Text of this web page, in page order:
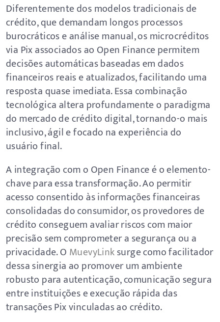
Diferentemente dos modelos tradicionais de
crédito, que demandam longos processos
burocráticos e análise manual, os microcréditos
via Pix associados ao Open Finance permitem
decisões automáticas baseadas em dados
financeiros reais e atualizados, facilitando uma
resposta quase imediata. Essa combinação
tecnológica altera profundamente o paradigma
do mercado de crédito digital, tornando-o mais
inclusivo, ágil e focado na experiência do
usuário final.
A integração com o Open Finance é o elemento-
chave para essa transformação. Ao permitir
acesso consentido às informações financeiras
consolidadas do consumidor, os provedores de
crédito conseguem avaliar riscos com maior
precisão sem comprometer a segurança ou a
privacidade. O MuevyLinksurge como facilitador
dessa sinergia ao promover um ambiente
robusto para autenticação, comunicação segura
entre instituições e execução rápida das
transações Pix vinculadas ao crédito.